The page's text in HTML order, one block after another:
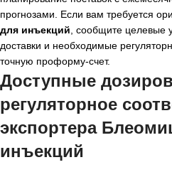
прогнозами. Если вам требуется
для инъекций , сообщите целевые
доставки и необходимые
точную проформу-счет.
Доступные
регуляторное
экспортера
инъекций